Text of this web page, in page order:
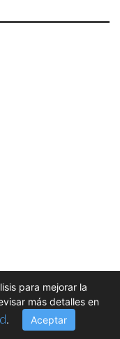
para mejorar la
más detalles en
. Aceptar